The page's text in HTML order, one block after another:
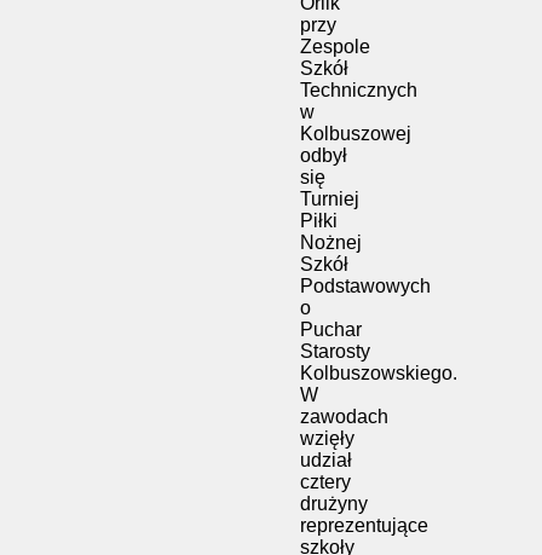
przy
Zespole
Szkół
Technicznych
w
Kolbuszowej
odbył
się
Turniej
Piłki
Nożnej
Szkół
Podstawowych
o
Puchar
Starosty
Kolbuszowskiego.
W
zawodach
wzięły
udział
cztery
drużyny
reprezentujące
szkoły